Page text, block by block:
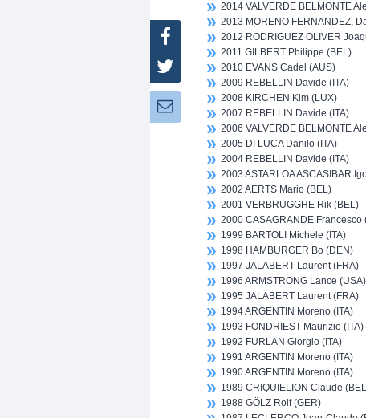
2014 VALVERDE BELMONTE
2013 MORENO FERNANDEZ,
2012 RODRIGUEZ OLIVER
2011 GILBERT Philippe (BEL)
2010 EVANS Cadel (AUS)
2009 REBELLIN Davide (ITA)
2008 KIRCHEN Kim (LUX)
2007 REBELLIN Davide (ITA)
2006 VALVERDE BELMONTE
2005 DI LUCA Danilo (ITA)
2004 REBELLIN Davide (ITA)
2003 ASTARLOA ASCASIBAR
2002 AERTS Mario (BEL)
2001 VERBRUGGHE Rik (BEL)
2000 CASAGRANDE Francesco
1999 BARTOLI Michele (ITA)
1998 HAMBURGER Bo (DEN)
1997 JALABERT Laurent (FRA)
1996 ARMSTRONG Lance (USA)
1995 JALABERT Laurent (FRA)
1994 ARGENTIN Moreno (ITA)
1993 FONDRIEST Maurizio (ITA)
1992 FURLAN Giorgio (ITA)
1991 ARGENTIN Moreno (ITA)
1990 ARGENTIN Moreno (ITA)
1989 CRIQUIELION Claude
1988 GÖLZ Rolf (GER)
Facebook
Twitter
Newsletter: